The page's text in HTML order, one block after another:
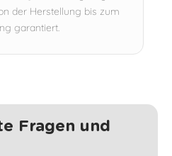
der Herstellung bis zum
garantiert.
Fragen und